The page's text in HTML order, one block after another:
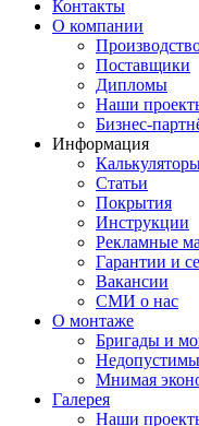
Контакты
О компании
Поставщики
Дипломы
Наши
Бизнес-
Информация
Статьи
Покрытия
Инструкции
Рекламные
Гарантии и
Вакансии
СМИ о нас
О монтаже
Бригады и
Мнимая
Галерея
Наши